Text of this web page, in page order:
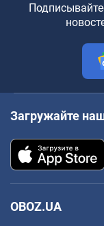
Загружайте
OBOZ.UA